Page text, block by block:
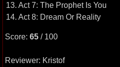
13. Act 7: The Prophet Is You
14. Act 8: Dream Or Reality
Score: 65 / 100
Reviewer: Kristof